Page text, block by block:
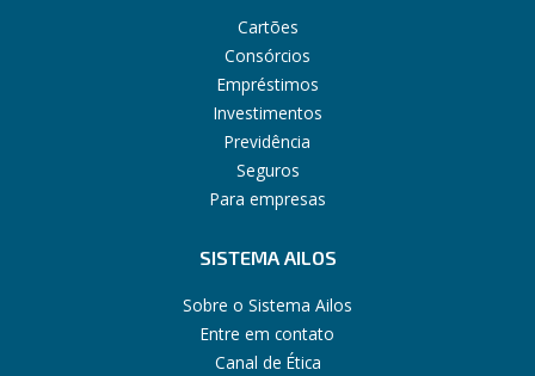
Cartões
Consórcios
Empréstimos
Investimentos
Previdência
Seguros
Para empresas
SISTEMA AILOS
Sobre o Sistema Ailos
Entre em contato
Canal de Ética